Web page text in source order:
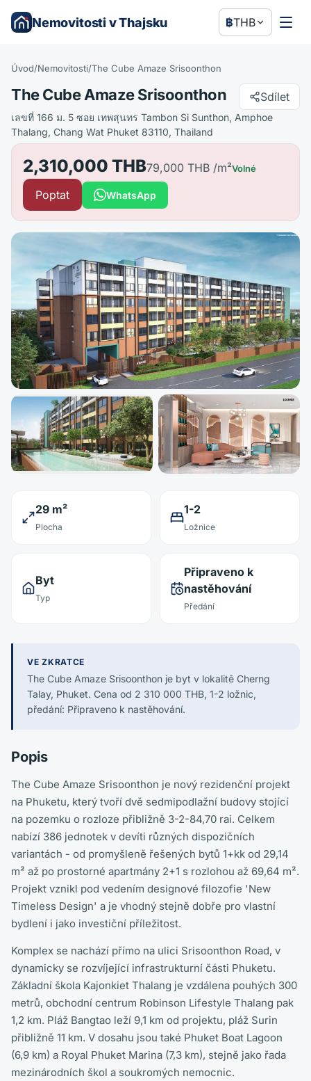
Nemovitosti v Thajsku ฿THB
Úvod/Nemovitosti/The Cube Amaze Srisoonthon
The Cube Amaze Srisoonthon Sdílet
เลขที่ 166 ม. 5 ซอย เทพสุนทร Tambon Si Sunthon, Amphoe
Thalang, Chang Wat Phuket 83110, Thailand
2,310,000 THB79,000 THB /m²Volné
Poptat WhatsApp
29 m²
Plocha
1-2
Ložnice
Byt
Typ
Připraveno k
nastěhování
Předání
VE ZKRATCE
The Cube Amaze Srisoonthon je byt v lokalitě Cherng
Talay, Phuket. Cena od 2 310 000 THB, 1-2 ložnic,
předání: Připraveno k nastěhování.
Popis
The Cube Amaze Srisoonthon je nový rezidenční projekt
na Phuketu, který tvoří dvě sedmipodlažní budovy stojící
na pozemku o rozloze přibližně 3-2-84,70 rai. Celkem
nabízí 386 jednotek v devíti různých dispozičních
variantách - od promyšleně řešených bytů 1+kk od 29,14
m² až po prostorné apartmány 2+1 s rozlohou až 69,64 m².
Projekt vznikl pod vedením designové filozofie 'New
Timeless Design' a je vhodný stejně dobře pro vlastní
bydlení i jako investiční příležitost.
Komplex se nachází přímo na ulici Srisoonthon Road, v
dynamicky se rozvíjející infrastrukturní části Phuketu.
Základní škola Kajonkiet Thalang je vzdálena pouhých 300
metrů, obchodní centrum Robinson Lifestyle Thalang pak
1,2 km. Pláž Bangtao leží 9,1 km od projektu, pláž Surin
přibližně 11 km. V dosahu jsou také Phuket Boat Lagoon
(6,9 km) a Royal Phuket Marina (7,3 km), stejně jako řada
mezinárodních škol a soukromých nemocnic.